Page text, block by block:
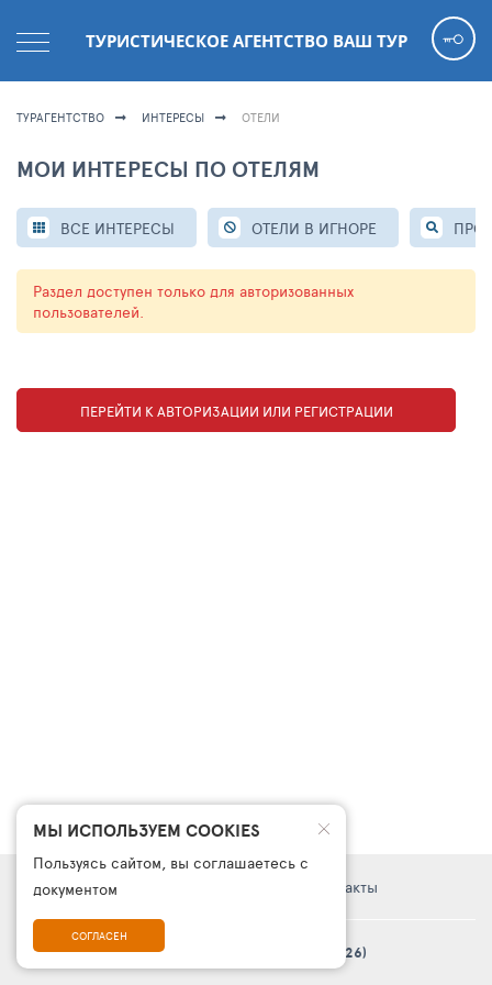
ТУРИСТИЧЕСКОЕ АГЕНТСТВО ВАШ ТУР
ТУРАГЕНТСТВО ИНТЕРЕСЫ ОТЕЛИ
МОИ ИНТЕРЕСЫ ПО ОТЕЛЯМ
ВСЕ ИНТЕРЕСЫ ОТЕЛИ В ИГНОРЕ
Раздел доступен только для авторизованных
пользователей.
ПЕРЕЙТИ К АВТОРИЗАЦИИ ИЛИ РЕГИСТРАЦИИ
Правовая информация Контакты
© Платформа «ТурСайт Про» в.5.2.0 (2003 - 2026)
МЫ ИСПОЛЬЗУЕМ COOKIES
Пользуясь сайтом, вы соглашаетесь с
документом
СОГЛАСЕН